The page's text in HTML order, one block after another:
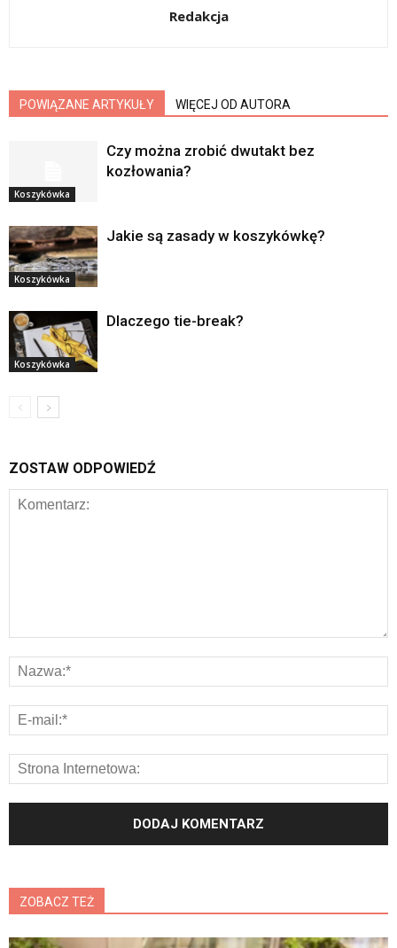
Redakcja
POWIĄZANE ARTYKUŁY WIĘCEJ OD AUTORA
Koszykówka
Czy można zrobić dwutakt bez
kozłowania?
Koszykówka
Jakie są zasady w koszykówkę?
Koszykówka
Dlaczego tie-break?
ZOSTAW ODPOWIEDŹ
ZOBACZ TEŻ